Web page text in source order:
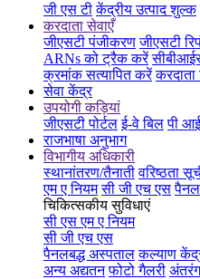
जी एस टी केंद्रीय उत्पाद शुल्क
करदाता सेवाएँ
जीएसटी पंजीकरण जीएसटी
ARNs को ट्रैक करें
क्रमांक सत्यापित करें
सेवा केंद्र
उपयोगी कड़ियां
जीएसटी पोर्टल ई-वे बिल पी
राजभाषा अनुभाग
विभागीय अधिकारी
स्थानांतरण/तैनाती वरिष्ठता
एम ए नियम सी जी एच एस
चिकित्सकीय सुविधाएं
सी एस एम ए नियम
सी जी एच एस
पैनलबद्ध अस्पताल कल्याण
अन्य अद्यतन फोटो गैलरी